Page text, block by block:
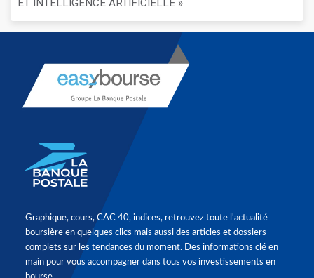
ET INTELLIGENCE ARTIFICIELLE »
Graphique, cours, CAC 40, indices, retrouvez toute l'actualité
boursière en quelques clics mais aussi des articles et dossiers
complets sur les tendances du moment. Des informations clé en
main pour vous accompagner dans tous vos investissements en